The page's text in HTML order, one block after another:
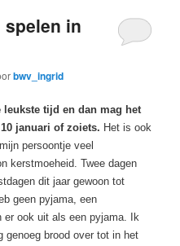
spelen in
bwv_ingrid
tijd en dan mag het
januari of zoiets. Het is ook
persoontje veel
kerstmoeheid. Twee dagen
dit jaar gewoon tot
geen pyjama, een
er ook uit als een pyjama. Ik
genoeg brood over tot in het